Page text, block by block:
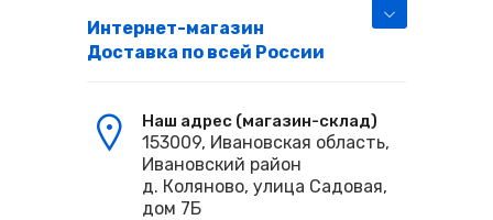
Интернет-магазин
Доставка по всей России
Наш адрес (магазин-склад)
153009, Ивановская область,
Ивановский район
д. Коляново, улица Садовая,
дом 7Б